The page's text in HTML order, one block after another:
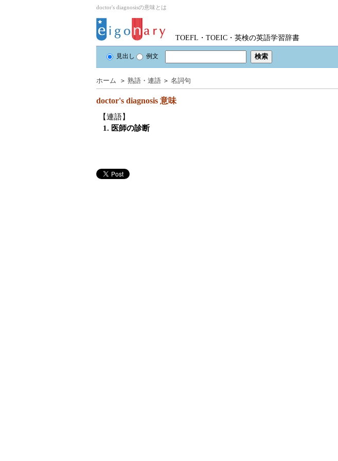
doctor's diagnosisの意味とは
TOEFL・TOEIC・英検の英語学習辞書
見出し 例文
ホーム ＞ 熟語・連語 ＞ 名詞句
doctor's diagnosis 意味
【連語】
1. 医師の診断